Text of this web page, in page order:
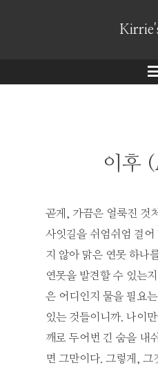
이후
곧게, 가끔은 얼룩진 것
사잇길을 쉬엄쉬엄 걸
지 않아 맑은 연못 하나
연못을 발견할 수 있는
은 어디인지 물을 필요
있는 것들이니까. 나이
깨로 두어번 긴 숨을 내
면 그만이다. 그렇게, 그